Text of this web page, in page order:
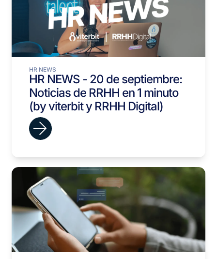
HR NEWS
HR NEWS - 20 de septiembre:
Noticias de RRHH en 1 minuto
(by viterbit y RRHH Digital)